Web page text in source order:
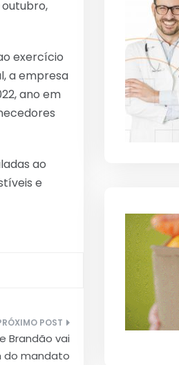
exercício
a empresa
ano em
ao
e
Brandão vai
do mandato